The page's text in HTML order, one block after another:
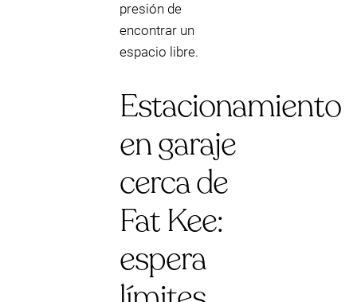
presión de
encontrar un
espacio libre.
Estacionamiento
en garaje
cerca de
Fat Kee:
espera